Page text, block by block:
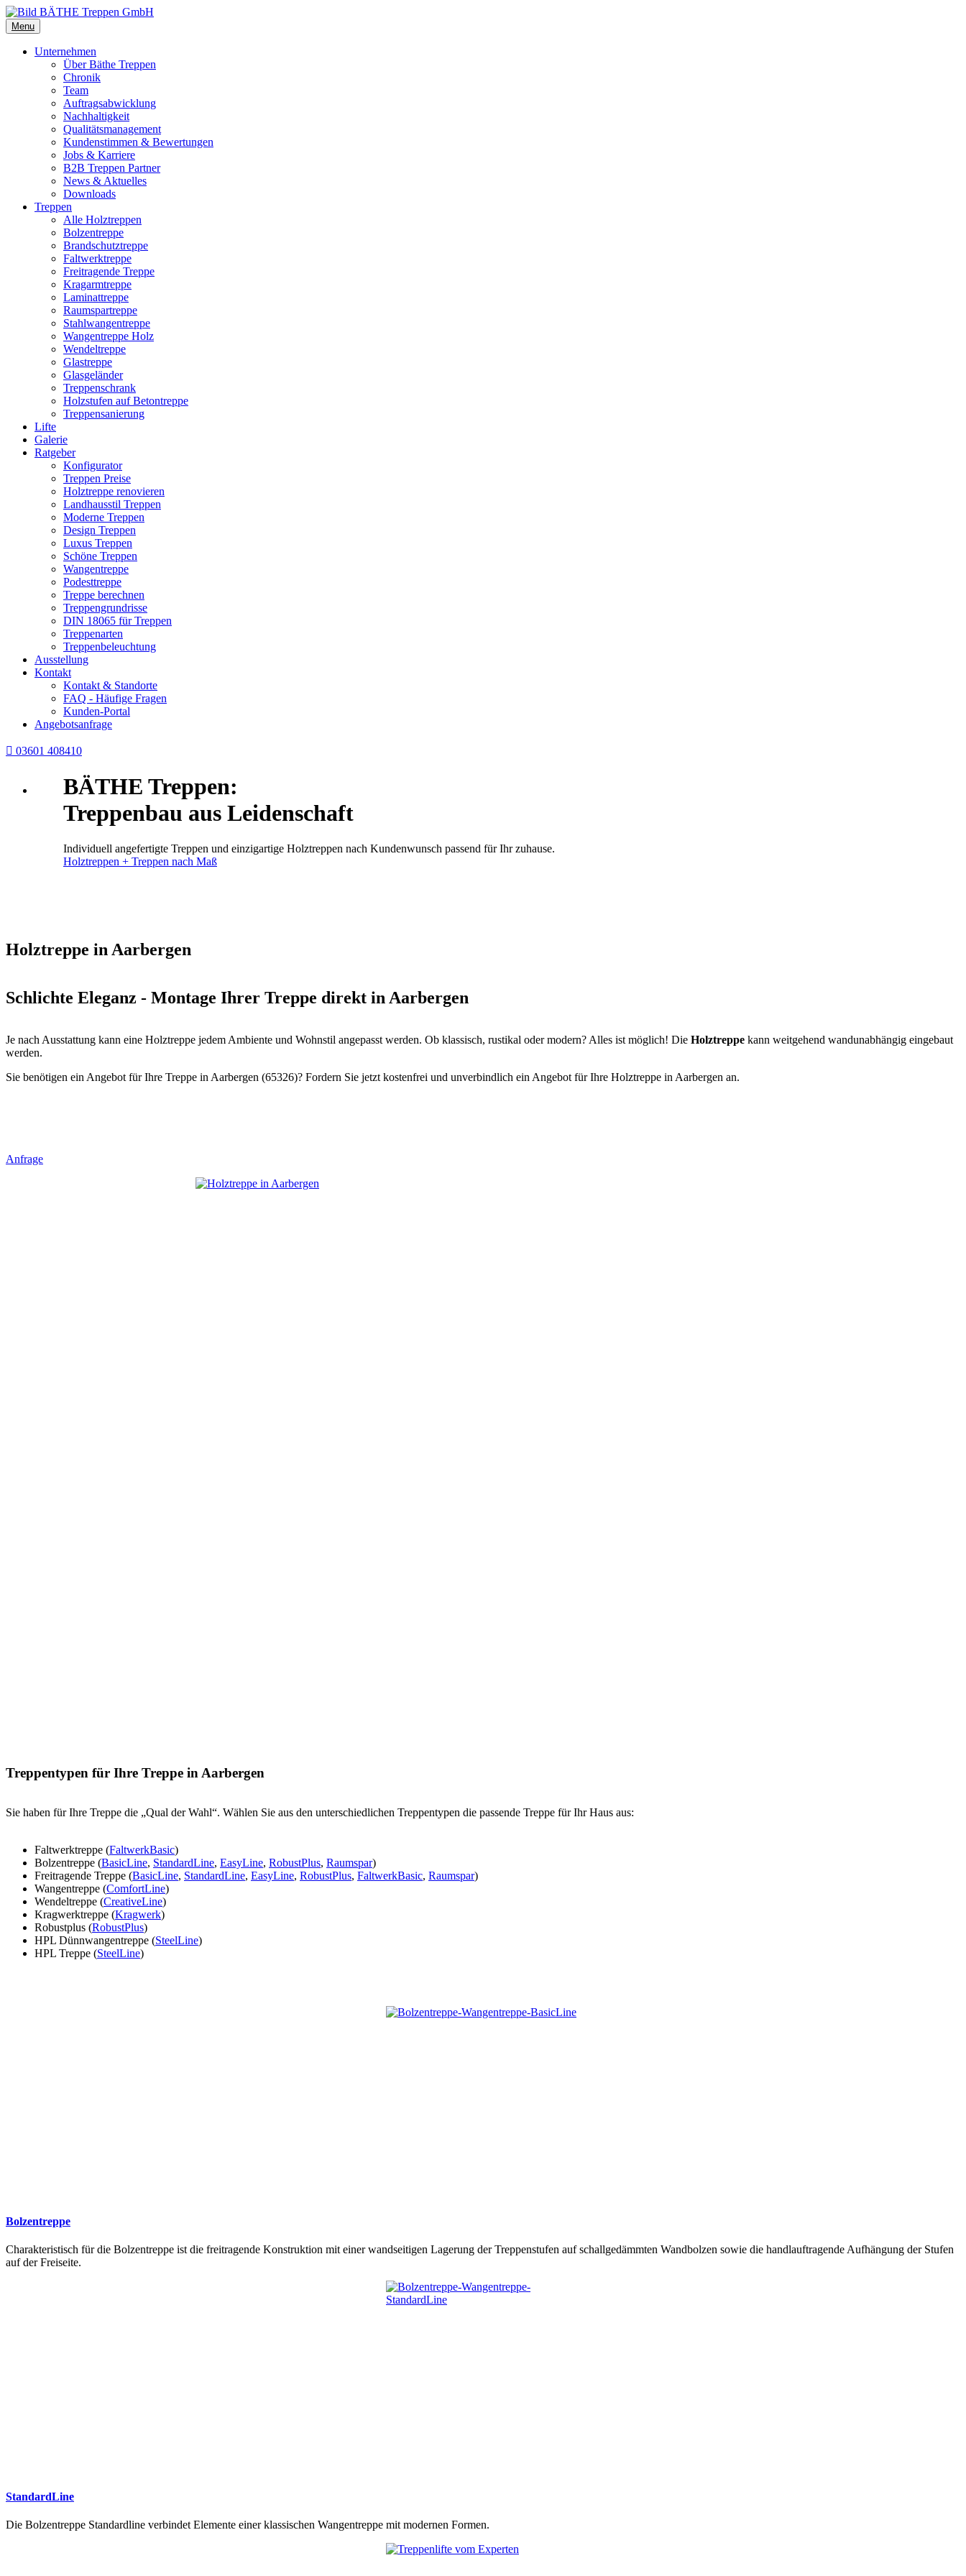
Menu
Unternehmen
Über Bäthe Treppen
Chronik
Team
Auftragsabwicklung
Nachhaltigkeit
Qualitätsmanagement
Kundenstimmen & Bewertungen
Jobs & Karriere
B2B Treppen Partner
News & Aktuelles
Downloads
Treppen
Alle Holztreppen
Bolzentreppe
Brandschutztreppe
Faltwerktreppe
Freitragende Treppe
Kragarmtreppe
Laminattreppe
Raumspartreppe
Stahlwangentreppe
Wangentreppe Holz
Wendeltreppe
Glastreppe
Glasgeländer
Treppenschrank
Holzstufen auf Betontreppe
Treppensanierung
Lifte
Galerie
Ratgeber
Konfigurator
Treppen Preise
Holztreppe renovieren
Landhausstil Treppen
Moderne Treppen
Design Treppen
Luxus Treppen
Schöne Treppen
Wangentreppe
Podesttreppe
Treppe berechnen
Treppengrundrisse
DIN 18065 für Treppen
Treppenarten
Treppenbeleuchtung
Ausstellung
Kontakt
Kontakt & Standorte
FAQ - Häufige Fragen
Kunden-Portal
Angebotsanfrage
 03601 408410
BÄTHE Treppen:
Treppenbau aus Leidenschaft
Individuell angefertigte Treppen und einzigartige Holztreppen nach Kundenwunsch passend für Ihr zuhause.
Holztreppen + Treppen nach Maß
Holztreppe in Aarbergen
Schlichte Eleganz - Montage Ihrer Treppe direkt in Aarbergen
Je nach Ausstattung kann eine Holztreppe jedem Ambiente und Wohnstil angepasst werden. Ob klassisch, rustikal oder modern? Alles ist möglich! Die Holztreppe kann weitgehend wandunabhängig eingebaut
werden.
Sie benötigen ein Angebot für Ihre Treppe in Aarbergen (65326)? Fordern Sie jetzt kostenfrei und unverbindlich ein Angebot für Ihre Holztreppe in Aarbergen an.
Anfrage
Treppentypen für Ihre Treppe in Aarbergen
Sie haben für Ihre Treppe die „Qual der Wahl“. Wählen Sie aus den unterschiedlichen Treppentypen die passende Treppe für Ihr Haus aus:
Faltwerktreppe (FaltwerkBasic)
Bolzentreppe (BasicLine, StandardLine, EasyLine, RobustPlus, Raumspar)
Freitragende Treppe (BasicLine, StandardLine, EasyLine, RobustPlus, FaltwerkBasic, Raumspar)
Wangentreppe (ComfortLine)
Wendeltreppe (CreativeLine)
Kragwerktreppe (Kragwerk)
Robustplus (RobustPlus)
HPL Dünnwangentreppe (SteelLine)
HPL Treppe (SteelLine)
Bolzentreppe
Charakteristisch für die Bolzentreppe ist die freitragende Konstruktion mit einer wandseitigen Lagerung der Treppenstufen auf schallgedämmten Wandbolzen sowie die handlauftragende Aufhängung der Stufen
auf der Freiseite.
StandardLine
Die Bolzentreppe Standardline verbindet Elemente einer klassischen Wangentreppe mit modernen Formen.